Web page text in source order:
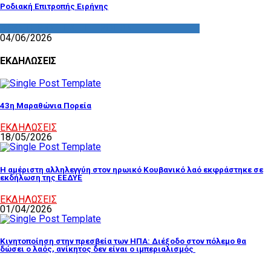
Ροδιακή Επιτροπής Ειρήνης
04/06/2026
ΕΚΔΗΛΩΣΕΙΣ
43η Μαραθώνια Πορεία
ΕΚΔΗΛΩΣΕΙΣ
18/05/2026
Η αμέριστη αλληλεγγύη στον ηρωικό Κουβανικό λαό εκφράστηκε σε
εκδήλωση της ΕΕΔΥΕ
ΕΚΔΗΛΩΣΕΙΣ
01/04/2026
Κινητοποίηση στην πρεσβεία των ΗΠΑ: Διέξοδο στον πόλεμο θα
δώσει ο λαός, ανίκητος δεν είναι ο ιμπεριαλισμός